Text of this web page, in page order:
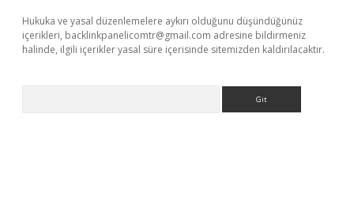
Hukuka ve yasal düzenlemelere aykırı olduğunu düşündüğünüz
içerikleri, backlinkpanelicomtr@gmail.com adresine bildirmeniz
halinde, ilgili içerikler yasal süre içerisinde sitemizden kaldırılacaktır.